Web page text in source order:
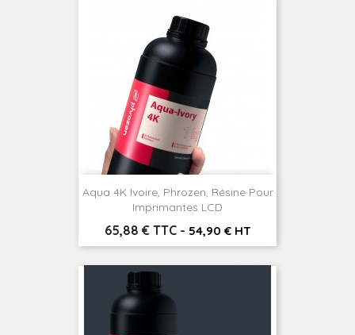
Aqua 4K Ivoire, Phrozen, Résine Pour
Imprimantes LCD
Prix
65,88 € TTC - 54,90 € HT